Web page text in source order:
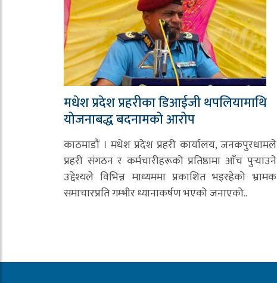
मधेश प्रदेश प्रहरीका डिआईजी थपलियामाथि
योजनाबद्ध बदनामको आरोप
काठमाडौं । मधेश प्रदेश प्रहरी कार्यालय, जनकपुरधामले
प्रहरी संगठन र कर्मचारीहरूको प्रतिष्ठामा आँच पुर्‍याउने
उद्देश्यले विभिन्न माध्यममा प्रकाशित भइरहेको भ्रामक
समाचारप्रति गम्भीर ध्यानाकर्षण भएको जनाएको..